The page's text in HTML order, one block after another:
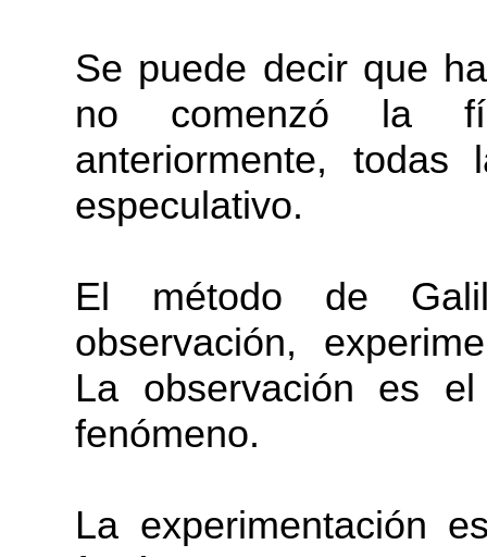
Se puede decir que
no comenzó la
anteriormente,
especulativo.
El método de
observación,
La observación es
fenómeno.
La experimentación